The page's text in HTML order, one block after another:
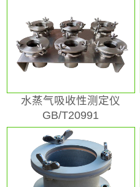
水蒸气吸收性测定仪
GB/T20991